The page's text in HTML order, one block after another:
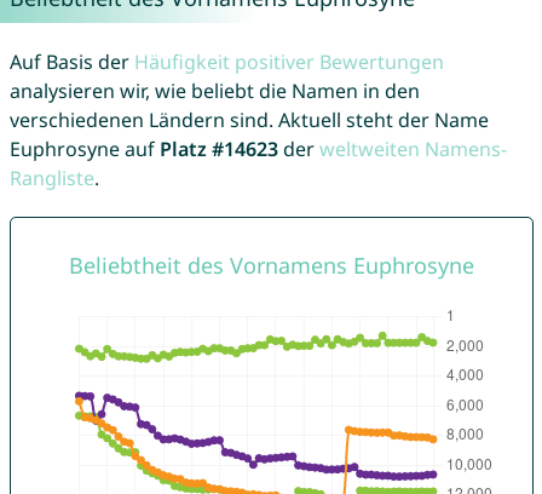
Auf Basis der Häufigkeit positiver Bewertungen
analysieren wir, wie beliebt die Namen in den
verschiedenen Ländern sind. Aktuell steht der Name
Euphrosyne auf Platz #14623derweltweiten Namens-
Rangliste.